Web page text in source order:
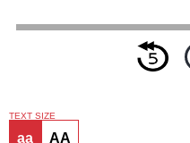
TEXT SIZE
aa AA